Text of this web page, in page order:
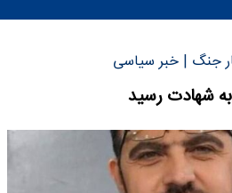
جنگ | خبر سیاسی
شهادت رسید